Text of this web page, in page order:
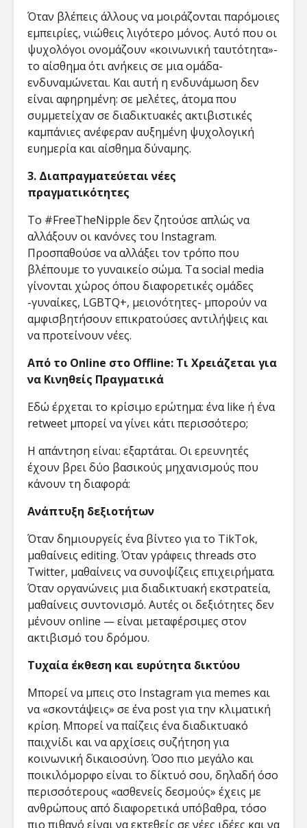
Όταν βλέπεις άλλους να μοιράζονται παρόμοιες
εμπειρίες, νιώθεις λιγότερο μόνος. Αυτό που οι
ψυχολόγοι ονομάζουν «κοινωνική ταυτότητα»-
το αίσθημα ότι ανήκεις σε μια ομάδα-
ενδυναμώνεται. Και αυτή η ενδυνάμωση δεν
είναι αφηρημένη: σε μελέτες, άτομα που
συμμετείχαν σε διαδικτυακές ακτιβιστικές
καμπάνιες ανέφεραν αυξημένη ψυχολογική
ευημερία και αίσθημα δύναμης.
3. Διαπραγματεύεται νέες
πραγματικότητες
Το #FreeTheNipple δεν ζητούσε απλώς να
αλλάξουν οι κανόνες του Instagram.
Προσπαθούσε να αλλάξει τον τρόπο που
βλέπουμε το γυναικείο σώμα. Τα social media
γίνονται χώρος όπου διαφορετικές ομάδες
-γυναίκες, LGBTQ+, μειονότητες- μπορούν να
αμφισβητήσουν επικρατούσες αντιλήψεις και
να προτείνουν νέες.
Από το Online στο Offline: Τι Χρειάζεται για
να Κινηθείς Πραγματικά
Εδώ έρχεται το κρίσιμο ερώτημα: ένα like ή ένα
retweet μπορεί να γίνει κάτι περισσότερο;
Η απάντηση είναι: εξαρτάται. Οι ερευνητές
έχουν βρει δύο βασικούς μηχανισμούς που
κάνουν τη διαφορά:
Ανάπτυξη δεξιοτήτων
Όταν δημιουργείς ένα βίντεο για το TikTok,
μαθαίνεις editing. Όταν γράφεις threads στο
Twitter, μαθαίνεις να συνοψίζεις επιχειρήματα.
Όταν οργανώνεις μια διαδικτυακή εκστρατεία,
μαθαίνεις συντονισμό. Αυτές οι δεξιότητες δεν
μένουν online — είναι μεταφέρσιμες στον
ακτιβισμό του δρόμου.
Τυχαία έκθεση και ευρύτητα δικτύου
Μπορεί να μπεις στο Instagram για memes και
να «σκοντάψεις» σε ένα post για την κλιματική
κρίση. Μπορεί να παίζεις ένα διαδικτυακό
παιχνίδι και να αρχίσεις συζήτηση για
κοινωνική δικαιοσύνη. Όσο πιο μεγάλο και
ποικιλόμορφο είναι το δίκτυό σου, δηλαδή όσο
περισσότερους «ασθενείς δεσμούς» έχεις με
ανθρώπους από διαφορετικά υπόβαθρα, τόσο
πιο πιθανό είναι να εκτεθείς σε νέες ιδέες και να